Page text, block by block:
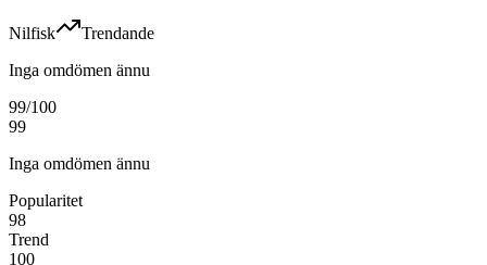
Nilfisk
Trendande
Inga omdömen ännu
99/100
99
Inga omdömen ännu
Popularitet
98
Trend
100